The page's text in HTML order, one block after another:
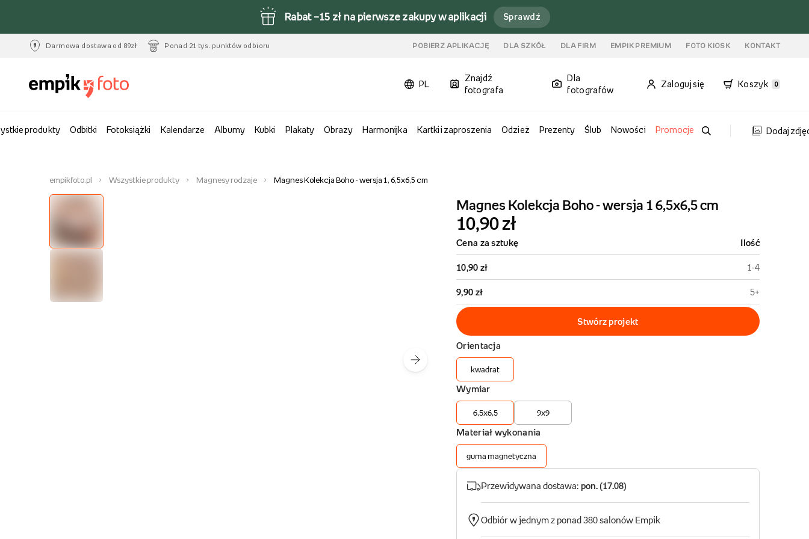
Rabat –15 zł na pierwsze zakupy w aplikacji Sprawdź
Darmowa dostawa od 89zł Ponad 21 tys. punktów odbioru POBIERZ APLIKACJĘ DLA SZKÓŁ DLA FIRM EMPIK PREMIUM FOTO KIOSK KONTAKT
PL
Znajdź
fotografa
Dla
fotografów
Zaloguj się Koszyk 0
produkty Odbitki Fotoksiążki Kalendarze Albumy Kubki Plakaty Obrazy Harmonijka Kartki i zaproszenia Odzież Prezenty Ślub Nowości Promocje Dodaj
empikfoto.pl Wszystkie produkty Magnesy rodzaje Magnes Kolekcja Boho - wersja 1, 6,5x6,5 cm